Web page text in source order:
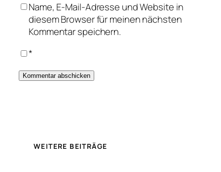
Name, E-Mail-Adresse und Website in
diesem Browser für meinen nächsten
Kommentar speichern.
*
WEITERE BEITRÄGE